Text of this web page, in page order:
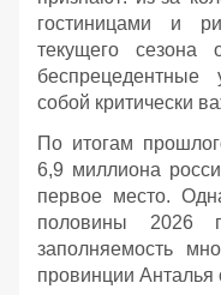
гостиницами и
текущего сезона
беспрецедентные
собой критически
По итогам
6,9 миллиона
первое место.
половины 2026
заполняемость
провинции Анталья